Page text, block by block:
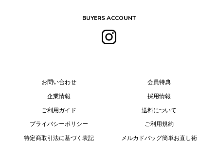
BUYERS ACCOUNT
お問い合わせ
企業情報
ご利用ガイド
プライバシーポリシー
特定商取引法に基づく表記
会員特典
採用情報
送料について
ご利用規約
メルカドバッグ簡単お直し術